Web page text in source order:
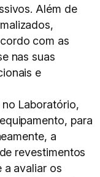
Além de
com as
nas suas
e
Laboratório,
para
a
revestimentos
a avaliar os